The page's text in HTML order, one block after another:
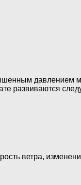
давлением
развиваются
ветра,